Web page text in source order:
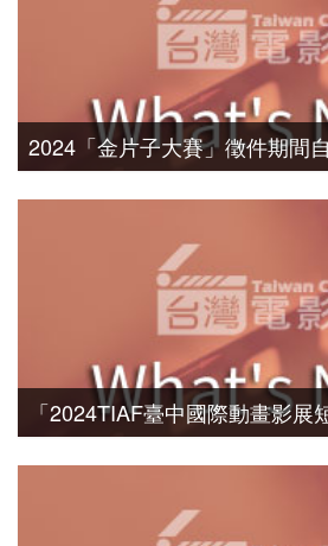
2024「金片子大賽」徵件期間
日止，總獎金112萬元，歡迎踴
「2024TIAF臺中國際動畫影展
起至6月30日止開放網路報名